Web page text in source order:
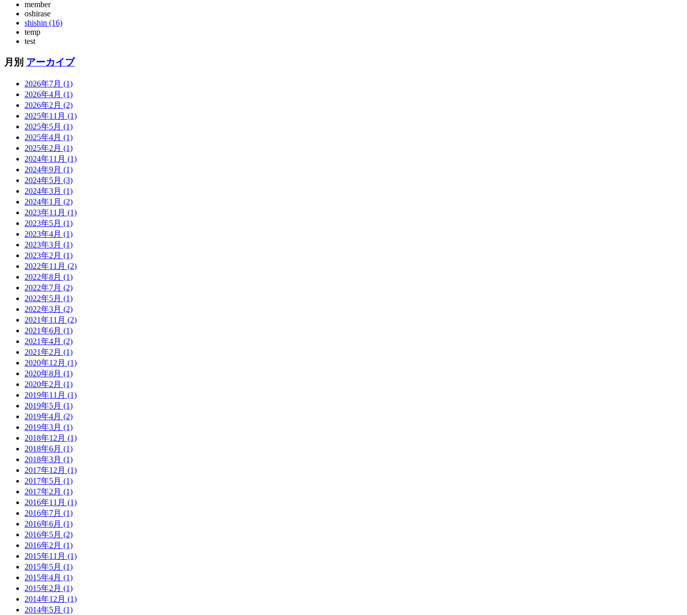
member
oshirase
shishin (16)
temp
test
月別 アーカイブ
2026年7月 (1)
2026年4月 (1)
2026年2月 (2)
2025年11月 (1)
2025年5月 (1)
2025年4月 (1)
2025年2月 (1)
2024年11月 (1)
2024年9月 (1)
2024年5月 (3)
2024年3月 (1)
2024年1月 (2)
2023年11月 (1)
2023年5月 (1)
2023年4月 (1)
2023年3月 (1)
2023年2月 (1)
2022年11月 (2)
2022年8月 (1)
2022年7月 (2)
2022年5月 (1)
2022年3月 (2)
2021年11月 (2)
2021年6月 (1)
2021年4月 (2)
2021年2月 (1)
2020年12月 (1)
2020年8月 (1)
2020年2月 (1)
2019年11月 (1)
2019年5月 (1)
2019年4月 (2)
2019年3月 (1)
2018年12月 (1)
2018年6月 (1)
2018年3月 (1)
2017年12月 (1)
2017年5月 (1)
2017年2月 (1)
2016年11月 (1)
2016年7月 (1)
2016年6月 (1)
2016年5月 (2)
2016年2月 (1)
2015年11月 (1)
2015年5月 (1)
2015年4月 (1)
2015年2月 (1)
2014年12月 (1)
2014年5月 (1)